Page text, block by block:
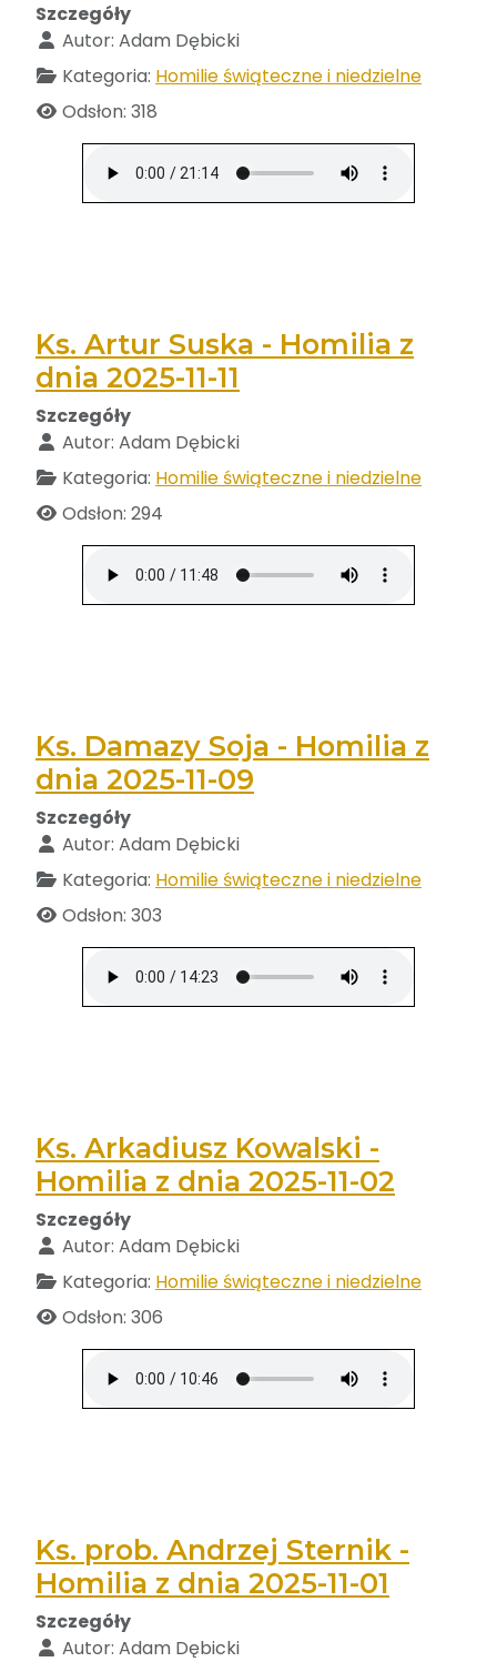
Szczegóły
Autor: Adam Dębicki
Kategoria: Homilie świąteczne i niedzielne
Odsłon: 318
Ks. Artur Suska - Homilia z
dnia 2025-11-11
Szczegóły
Autor: Adam Dębicki
Kategoria: Homilie świąteczne i niedzielne
Odsłon: 294
Ks. Damazy Soja - Homilia z
dnia 2025-11-09
Szczegóły
Autor: Adam Dębicki
Kategoria: Homilie świąteczne i niedzielne
Odsłon: 303
Ks. Arkadiusz Kowalski -
Homilia z dnia 2025-11-02
Szczegóły
Autor: Adam Dębicki
Kategoria: Homilie świąteczne i niedzielne
Odsłon: 306
Ks. prob. Andrzej Sternik -
Homilia z dnia 2025-11-01
Szczegóły
Autor: Adam Dębicki